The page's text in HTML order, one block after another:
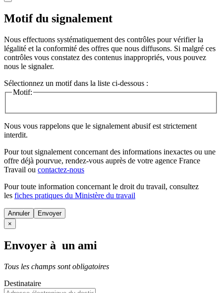
Motif du signalement
Nous effectuons systématiquement des contrôles pour vérifier la
légalité et la conformité des offres que nous diffusons. Si malgré ces
contrôles vous constatez des contenus inappropriés, vous pouvez
nous le signaler.
Sélectionnez un motif dans la liste ci-dessous :
Motif:
Nous vous rappelons que le signalement abusif est strictement
interdit.
Pour tout signalement concernant des informations inexactes ou une
offre déjà pourvue, rendez-vous auprès de votre agence France
Travail ou contactez-nous
Pour toute information concernant le droit du travail, consultez
les fiches pratiques du Ministère du travail
Annuler
×
Envoyer à un ami
Tous les champs sont obligatoires
Destinataire